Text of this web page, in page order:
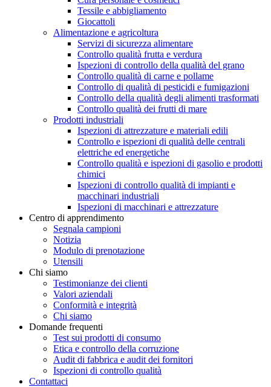
Tessile e abbigliamento
Giocattoli
Alimentazione e agricoltura
Servizi di sicurezza alimentare
Controllo qualità frutta e verdura
Ispezioni di controllo della qualità del grano
Controllo qualità di carne e pollame
Controllo di qualità di pesticidi e fumigazioni
Controllo della qualità degli alimenti trasformati
Controllo qualità dei frutti di mare
Prodotti industriali
Ispezioni di attrezzature e materiali edili
Controllo e ispezioni di qualità delle centrali
elettriche ed energetiche
Controllo qualità e ispezioni di gasolio e prodotti
chimici
Ispezioni di controllo qualità di impianti e
macchinari industriali
Ispezioni di macchinari e attrezzature
Centro di apprendimento
Segnala campioni
Notizia
Modulo di prenotazione
Utensili
Chi siamo
Testimonianze dei clienti
Valori aziendali
Conformità e integrità
Chi siamo
Domande frequenti
Test sui prodotti di consumo
Etica e controllo della corruzione
Audit di fabbrica e audit dei fornitori
Ispezioni di controllo qualità
Contattaci